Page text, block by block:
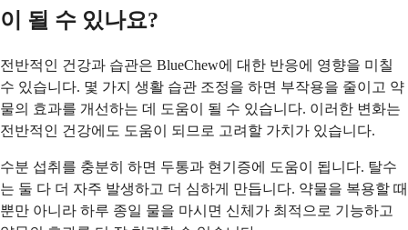
이 될 수 있나요?
전반적인 건강과 습관은 BlueChew에 대한 반응에 영향을 미칠
수 있습니다. 몇 가지 생활 습관 조정을 하면 부작용을 줄이고 약
물의 효과를 개선하는 데 도움이 될 수 있습니다. 이러한 변화는
전반적인 건강에도 도움이 되므로 고려할 가치가 있습니다.
수분 섭취를 충분히 하면 두통과 현기증에 도움이 됩니다. 탈수
는 둘 다 더 자주 발생하고 더 심하게 만듭니다. 약물을 복용할 때
뿐만 아니라 하루 종일 물을 마시면 신체가 최적으로 기능하고